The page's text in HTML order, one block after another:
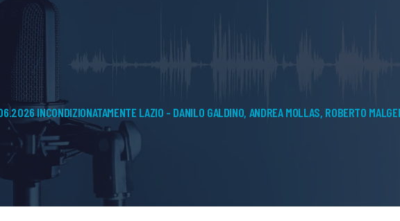
INCONDIZIONATAMENTE LAZIO - DANILO GALDINO, ANDREA MOLLAS, ROBERTO